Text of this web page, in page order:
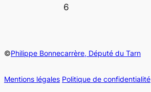
6
©Philippe Bonnecarrère, Député du Tarn
Mentions légales Politique de confidentialité